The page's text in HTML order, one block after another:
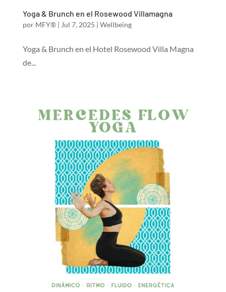
Yoga & Brunch en el Rosewood Villamagna
por MFY®| Jul 7, 2025 | Wellbeing
Yoga & Brunch en el Hotel Rosewood Villa Magna
de...